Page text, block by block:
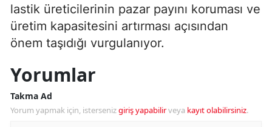
lastik üreticilerinin pazar payını koruması ve
üretim kapasitesini artırması açısından
önem taşıdığı vurgulanıyor.
Yorumlar
Takma Ad
Yorum yapmak için, istersenizgiriş yapabilirveya kayıt olabilirsiniz.